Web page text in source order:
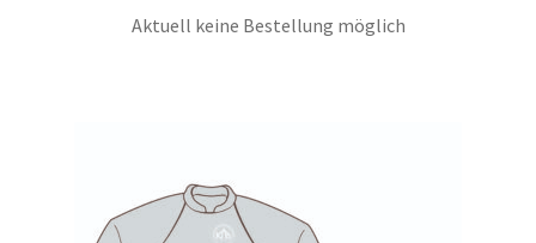
Aktuell keine Bestellung möglich